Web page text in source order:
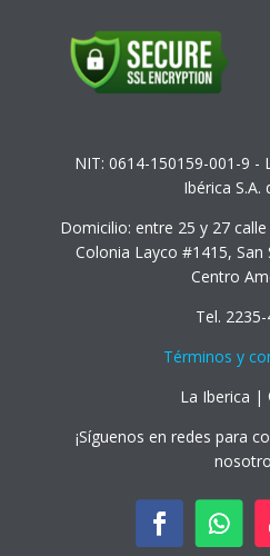
NIT: 0614-150159-001-9 -
Ibérica S.A.
Domicilio: entre 25 y 27
Colonia Layco #1415, San
Centro
Tel.
Términos y
La Iberica |
¡Síguenos en redes para